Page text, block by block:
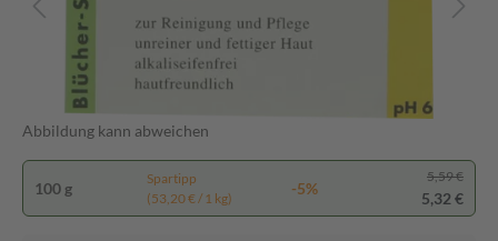
Abbildung kann abweichen
100 g
Spartipp
(53,20 € / 1 kg)
-5%
5,59 €
5,32 €